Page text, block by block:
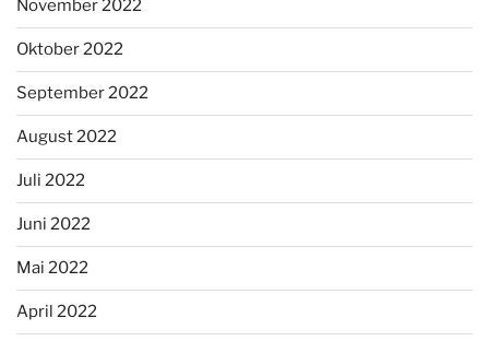
November 2022
Oktober 2022
September 2022
August 2022
Juli 2022
Juni 2022
Mai 2022
April 2022